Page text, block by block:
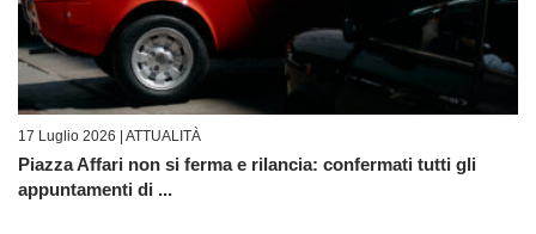
17 Luglio 2026 | ATTUALITÀ
Piazza Affari non si ferma e rilancia: confermati tutti gli
appuntamenti di ...